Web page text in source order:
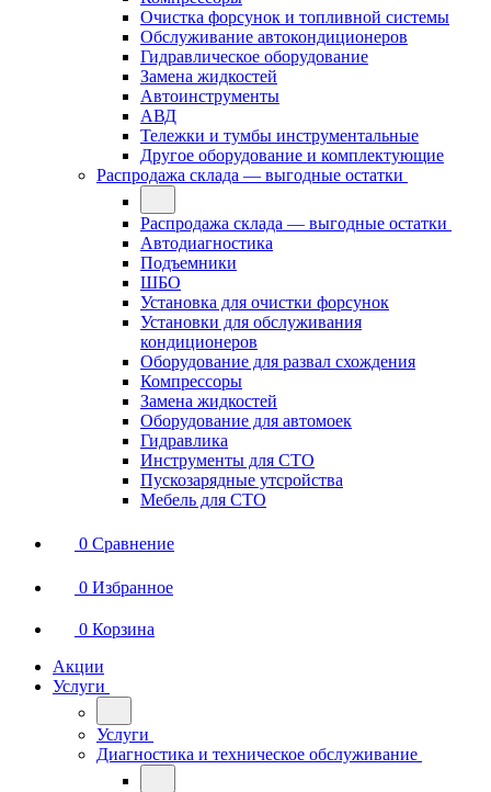
Очистка форсунок и топливной системы
Обслуживание автокондиционеров
Гидравлическое оборудование
Замена жидкостей
Автоинструменты
АВД
Тележки и тумбы инструментальные
Другое оборудование и комплектующие
Распродажа склада — выгодные остатки
Распродажа склада — выгодные остатки
Автодиагностика
Подъемники
ШБО
Установка для очистки форсунок
Установки для обслуживания
кондиционеров
Оборудование для развал схождения
Компрессоры
Замена жидкостей
Оборудование для автомоек
Гидравлика
Инструменты для СТО
Пускозарядные утсройства
Мебель для СТО
0 Сравнение
0 Избранное
0 Корзина
Акции
Услуги
Услуги
Диагностика и техническое обслуживание